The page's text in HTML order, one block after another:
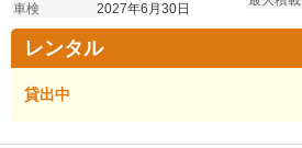
車検
2027年6月30日
レンタル
貸出中